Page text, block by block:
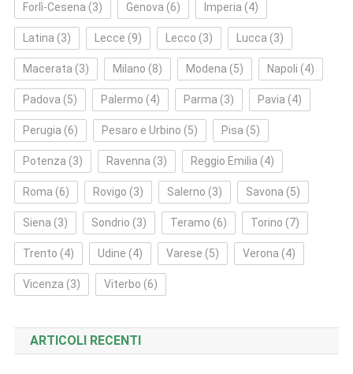
Forlì‑Cesena (3) Genova (6) Imperia (4)
Latina (3) Lecce (9) Lecco (3) Lucca (3)
Macerata (3) Milano (8) Modena (5) Napoli (4)
Padova (5) Palermo (4) Parma (3) Pavia (4)
Perugia (6) Pesaro e Urbino (5) Pisa (5)
Potenza (3) Ravenna (3) Reggio Emilia (4)
Roma (6) Rovigo (3) Salerno (3) Savona (5)
Siena (3) Sondrio (3) Teramo (6) Torino (7)
Trento (4) Udine (4) Varese (5) Verona (4)
Vicenza (3) Viterbo (6)
ARTICOLI RECENTI